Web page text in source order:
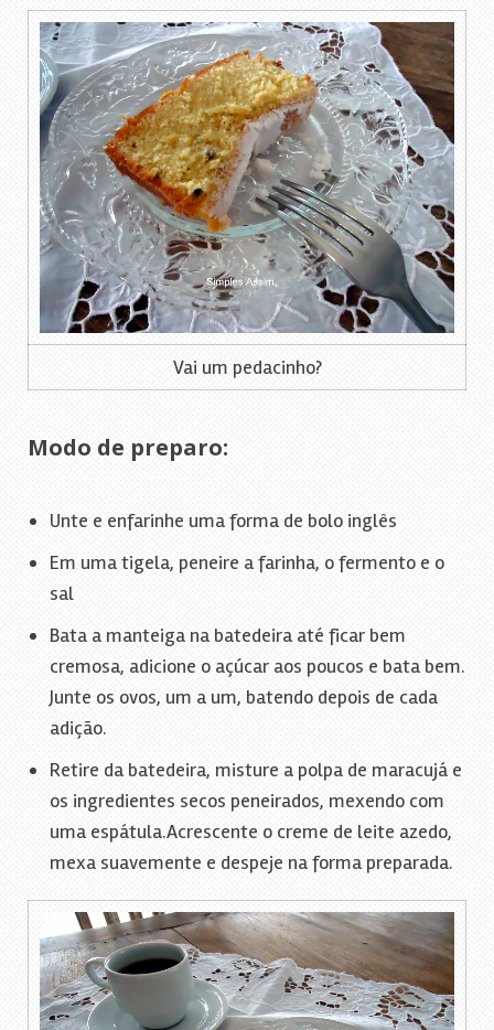
Vai um pedacinho?
Modo de preparo:
Unte e enfarinhe uma forma de bolo inglês
Em uma tigela, peneire a farinha, o fermento e o
sal
Bata a manteiga na batedeira até ficar bem
cremosa, adicione o açúcar aos poucos e bata bem.
Junte os ovos, um a um, batendo depois de cada
adição.
Retire da batedeira, misture a polpa de maracujá e
os ingredientes secos peneirados, mexendo com
uma espátula.Acrescente o creme de leite azedo,
mexa suavemente e despeje na forma preparada.